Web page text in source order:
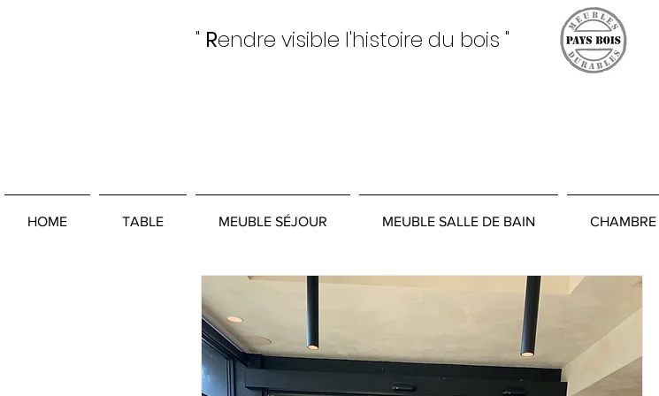
" Rendre visible l'histoire du bois "
HOME TABLE MEUBLE SÉJOUR MEUBLE SALLE DE BAIN CHAMBRE